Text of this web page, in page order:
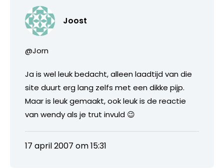
Joost
@Jorn
Ja is wel leuk bedacht, alleen laadtijd van die
site duurt erg lang zelfs met een dikke pijp.
Maar is leuk gemaakt, ook leuk is de reactie
van wendy als je trut invuld 😉
17 april 2007 om 15:31